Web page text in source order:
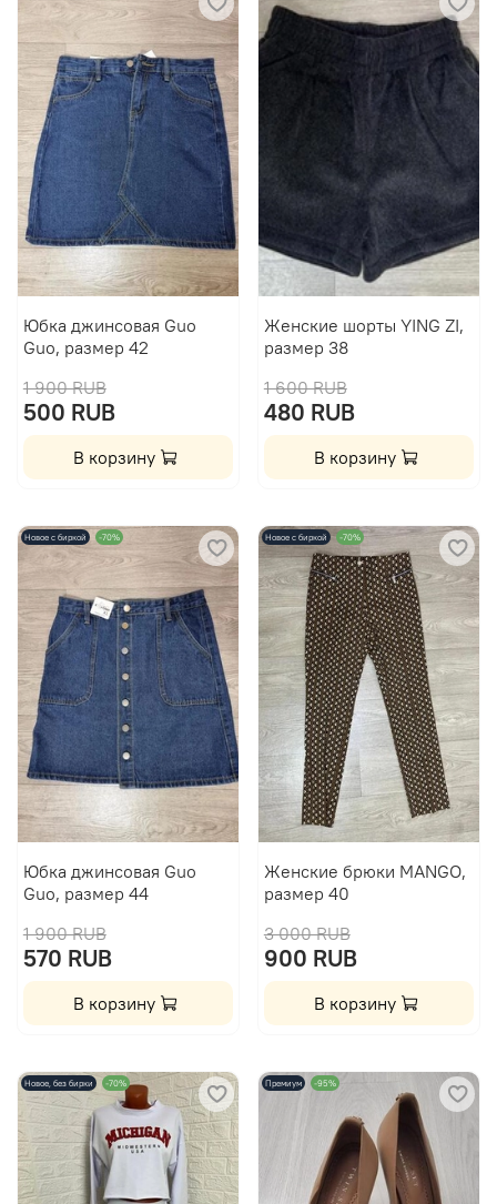
Юбка джинсовая Guo
Guo, размер 42
1 900 RUB
500 RUB
В корзину
Женские шорты YING ZI,
размер 38
1 600 RUB
480 RUB
В корзину
Новое с биркой -70%
Юбка джинсовая Guo
Guo, размер 44
1 900 RUB
570 RUB
В корзину
Новое с биркой -70%
Женские брюки MANGO,
размер 40
3 000 RUB
900 RUB
В корзину
Новое, без бирки -70% Премиум -95%